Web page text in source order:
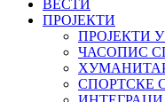
ВЕСТИ
ПРОЈЕКТИ
ПРОЈЕКТИ
ЧАСОПИС
СПОРТСКЕ